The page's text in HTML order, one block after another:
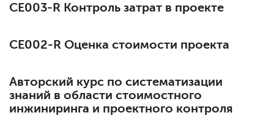
СЕ003-R Контроль затрат в проекте
СЕ002-R Оценка стоимости проекта
Авторский курс по систематизации
знаний в области стоимостного
инжиниринга и проектного контроля